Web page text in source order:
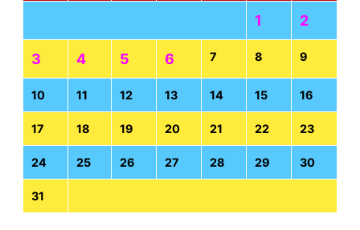
1 2
3 4 5 6 7 8 9
10 11 12 13 14 15 16
17 18 19 20 21 22 23
24 25 26 27 28 29 30
31